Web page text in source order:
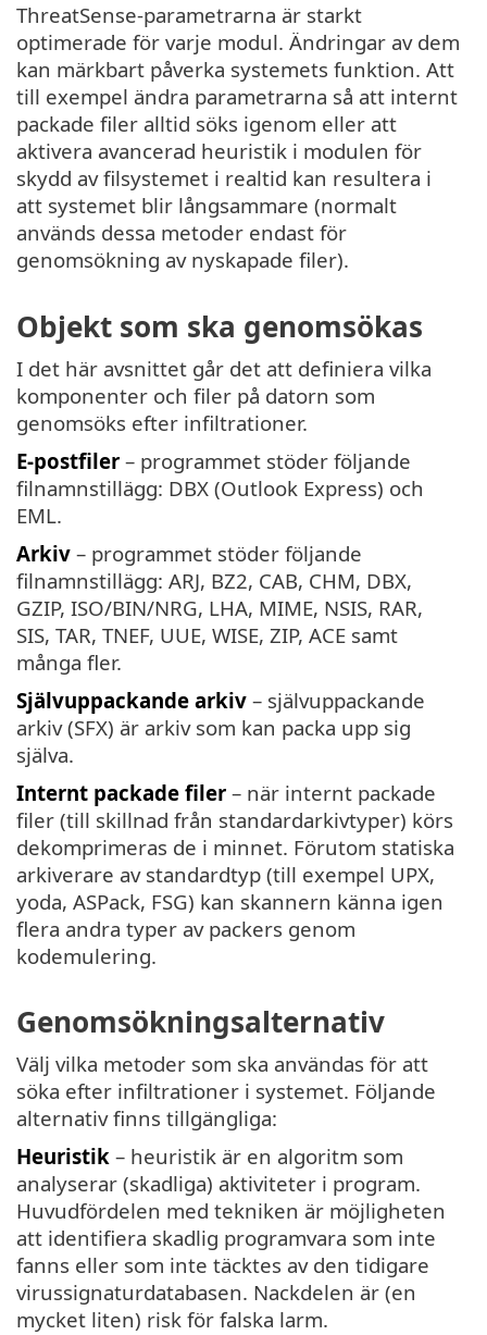
ThreatSense-parametrarna är starkt
optimerade för varje modul. Ändringar av dem
kan märkbart påverka systemets funktion. Att
till exempel ändra parametrarna så att internt
packade filer alltid söks igenom eller att
aktivera avancerad heuristik i modulen för
skydd av filsystemet i realtid kan resultera i
att systemet blir långsammare (normalt
används dessa metoder endast för
genomsökning av nyskapade filer).
Objekt som ska genomsökas
I det här avsnittet går det att definiera vilka
komponenter och filer på datorn som
genomsöks efter infiltrationer.
E-postfiler – programmet stöder följande
filnamnstillägg: DBX (Outlook Express) och
EML.
Arkiv – programmet stöder följande
filnamnstillägg: ARJ, BZ2, CAB, CHM, DBX,
GZIP, ISO/BIN/NRG, LHA, MIME, NSIS, RAR,
SIS, TAR, TNEF, UUE, WISE, ZIP, ACE samt
många fler.
Självuppackande arkiv – självuppackande
arkiv (SFX) är arkiv som kan packa upp sig
själva.
Internt packade filer – när internt packade
filer (till skillnad från standardarkivtyper) körs
dekomprimeras de i minnet. Förutom statiska
arkiverare av standardtyp (till exempel UPX,
yoda, ASPack, FSG) kan skannern känna igen
flera andra typer av packers genom
kodemulering.
Genomsökningsalternativ
Välj vilka metoder som ska användas för att
söka efter infiltrationer i systemet. Följande
alternativ finns tillgängliga:
Heuristik – heuristik är en algoritm som
analyserar (skadliga) aktiviteter i program.
Huvudfördelen med tekniken är möjligheten
att identifiera skadlig programvara som inte
fanns eller som inte täcktes av den tidigare
virussignaturdatabasen. Nackdelen är (en
mycket liten) risk för falska larm.